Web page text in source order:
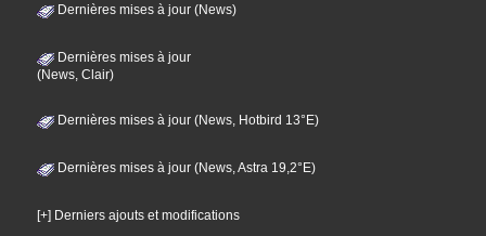
Dernières mises à jour (News)
Dernières mises à jour
(News, Clair)
Dernières mises à jour (News, Hotbird 13°E)
Dernières mises à jour (News, Astra 19,2°E)
[+] Derniers ajouts et modifications